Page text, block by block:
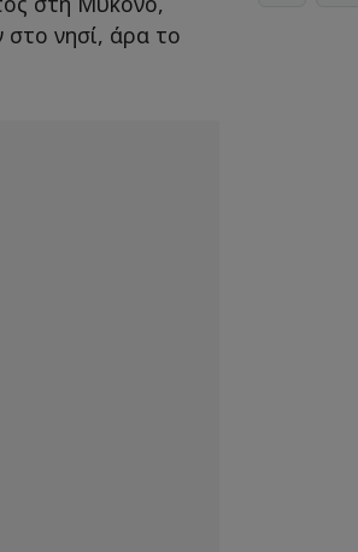
στο νησί, άρα το